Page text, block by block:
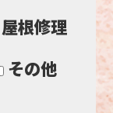
根修理
その他